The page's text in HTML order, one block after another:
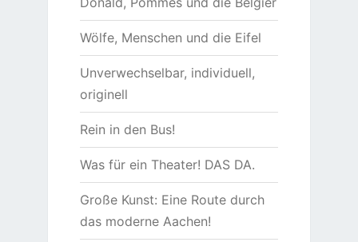
Wölfe, Menschen und die Eifel
Unverwechselbar, individuell,
originell
Rein in den Bus!
Was für ein Theater! DAS DA.
Große Kunst: Eine Route durch
das moderne Aachen!